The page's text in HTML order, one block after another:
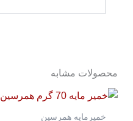
محصولات مشابه
خمیرمایه همرسین